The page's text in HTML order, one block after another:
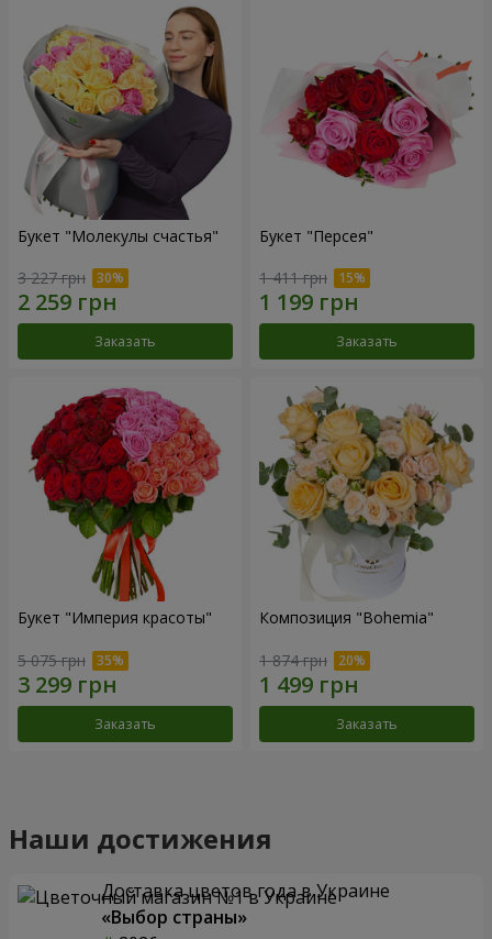
Букет "Молекулы счастья"
3 227 грн
Заказать
Букет "Персея"
1 411 грн
Заказать
Букет "Империя красоты"
5 075 грн
Заказать
Композиция "Bohemia"
1 874 грн
Заказать
Наши достижения
Доставка цветов года в Украине
«Выбор страны»